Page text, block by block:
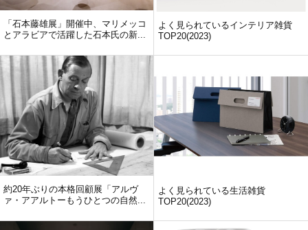
「石本藤雄展」開催中、マリメッコ
とアラビアで活躍した石本氏の新...
約20年ぶりの本格回顧展「アルヴ
ァ・アアルトーもうひとつの自然...
よく見られているインテリア雑貨
TOP20(2023)
よく見られている生活雑貨
TOP20(2023)